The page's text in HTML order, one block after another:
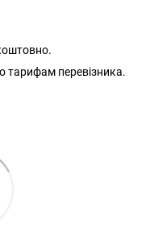
тарифам перевізника.